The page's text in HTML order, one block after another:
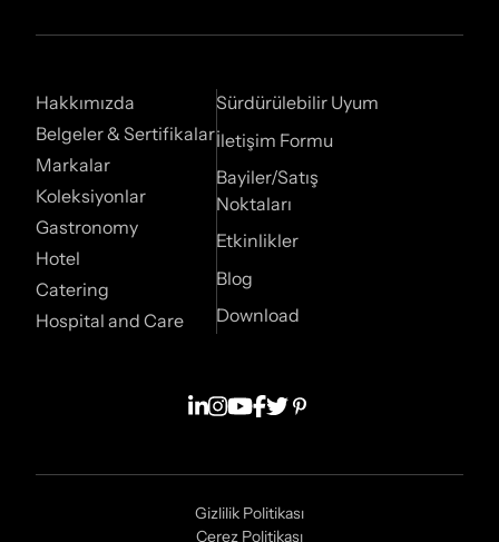
Hakkımızda
Belgeler & Sertifikalar
Markalar
Koleksiyonlar
Gastronomy
Hotel
Catering
Hospital and Care
Sürdürülebilir Uyum
İletişim Formu
Bayiler/Satış
Noktaları
Etkinlikler
Blog
Download
Gizlilik Politikası
Çerez Politikası